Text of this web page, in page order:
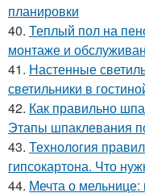
планировки
40. Теплый пол на
монтаже и
41. Настенные
светильники в
42. Как правильно
Этапы шпаклевания
43. Технология
гипсокартона. Что
44. Мечта о